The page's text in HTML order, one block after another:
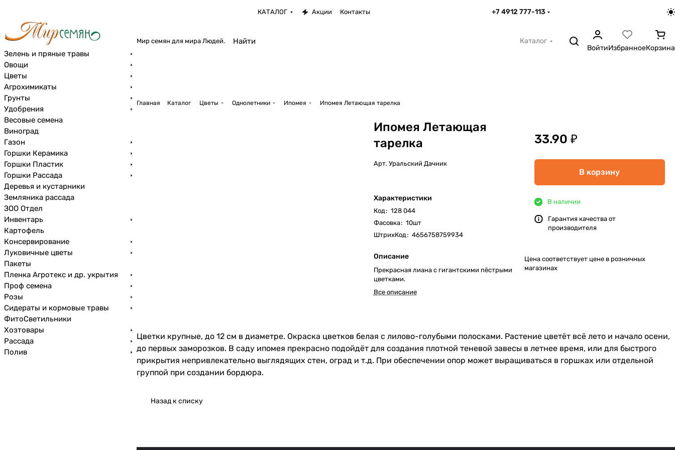
КАТАЛОГ Акции Контакты +7 4912 777-113
Мир семян для мира Людей.
Каталог
ВойтиИзбранноеКорзина
Главная Каталог Цветы Однолетники Ипомея Ипомея Летающая тарелка
Ипомея Летающая
тарелка
Арт. Уральский Дачник
Характеристики
Код: 128 044
Фасовка: 10шт
ШтрихКод: 4656758759934
Описание
Прекрасная лиана с гигантскими пёстрыми
цветками.
Все описание
33.90 ₽
В корзину
В наличии
Гарантия качества от
производителя
Цена соответствует цене в розничных
магазинах
Цветки крупные, до 12 см в диаметре. Окраска цветков белая с лилово-голубыми полосками. Растение цветёт всё лето и начало осени,
до первых заморозков. В саду ипомея прекрасно подойдёт для создания плотной теневой завесы в летнее время, или для быстрого
прикрытия непривлекательно выглядящих стен, оград и т.д. При обеспечении опор может выращиваться в горшках или отдельной
группой при создании бордюра.
Назад к списку
Зелень и пряные травы
Овощи
Цветы
Агрохимикаты
Грунты
Удобрения
Весовые семена
Виноград
Газон
Горшки Керамика
Горшки Пластик
Горшки Рассада
Деревья и кустарники
Земляника рассада
ЗОО Отдел
Инвентарь
Картофель
Консервирование
Луковичные цветы
Пакеты
Пленка Агротекс и др. укрытия
Проф семена
Розы
Сидераты и кормовые травы
ФитоСветильники
Хозтовары
Рассада
Полив